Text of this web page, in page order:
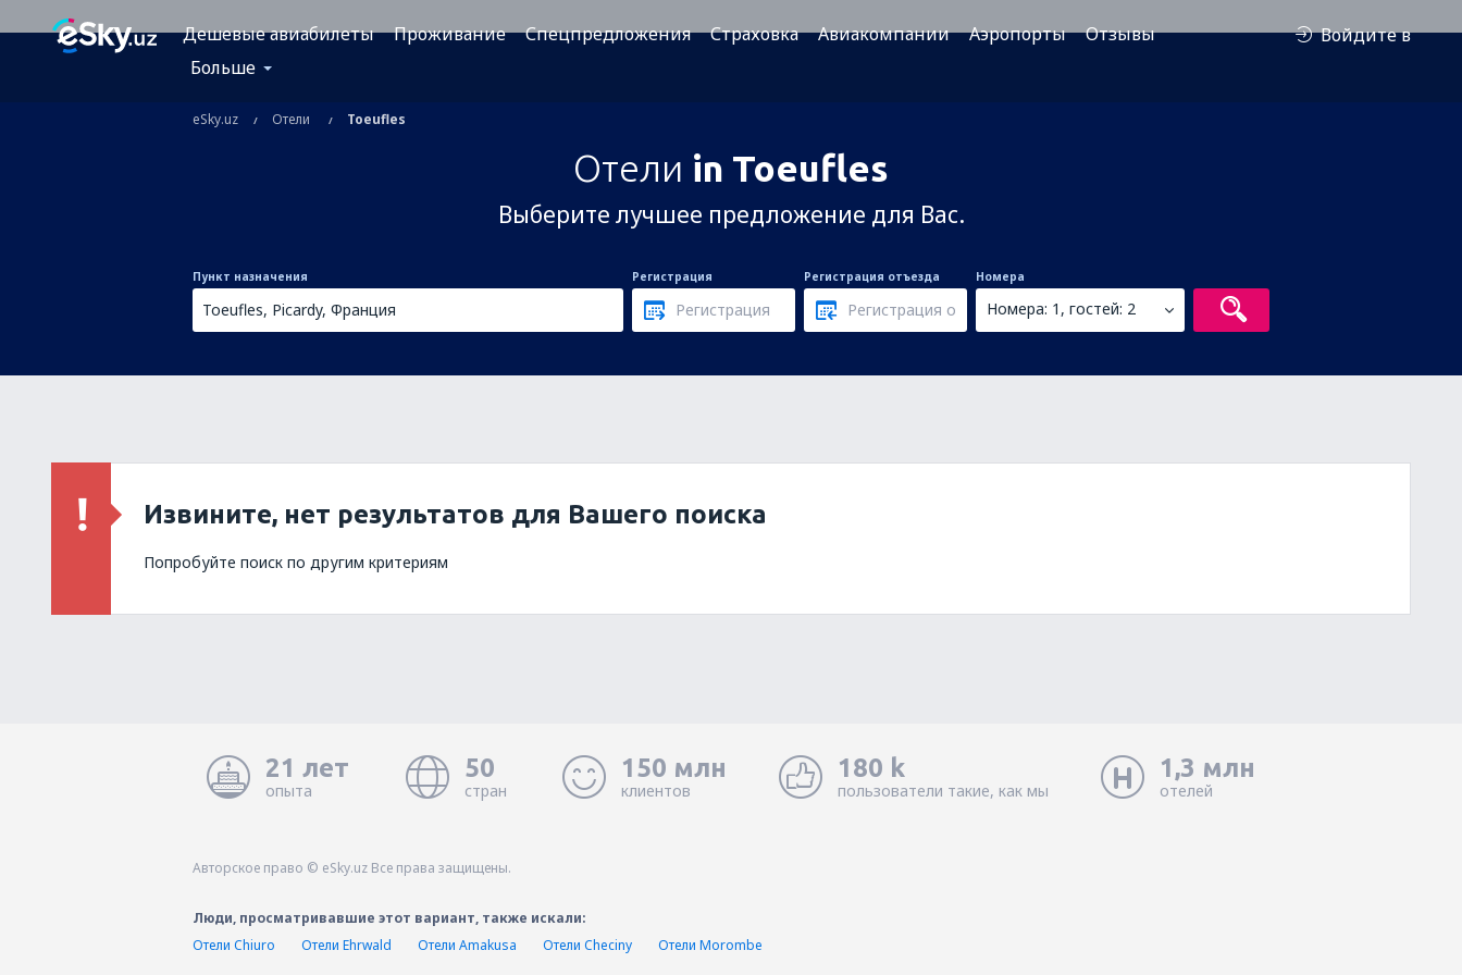
Дешевые авиабилеты Проживание Спецпредложения Страховка Авиакомпании Аэропорты
Отзывы
Больше
Войдите в
eSky.uz Отели Toeufles
Отели in Toeufles
Выберите лучшее предложение для Вас.
Пункт назначения Регистрация Регистрация отъезда Номера
Номера: 1, гостей: 2
Извините, нет результатов для Вашего поиска
Попробуйте поиск по другим критериям
21 лет
опыта
50
стран
150 млн
клиентов
180 k
пользователи такие, как мы
1,3 млн
отелей
Авторское право © eSky.uz Все права защищены.
Люди, просматривавшие этот вариант, также искали:
Отели Chiuro
Отели Ehrwald Отели Amakusa Отели Checiny
Отели Morombe